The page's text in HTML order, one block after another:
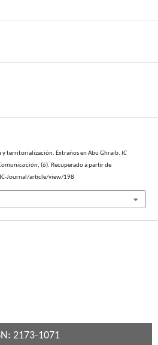
y territorialización. Extraños en Abu Ghraib. IC
, (6). Recuperado a partir de
Journal/article/view/198
2173-1071